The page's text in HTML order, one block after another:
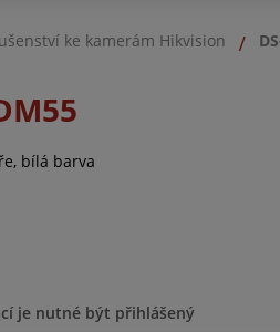
ke kamerám Hikvision
bílá barva
je nutné být přihlášený